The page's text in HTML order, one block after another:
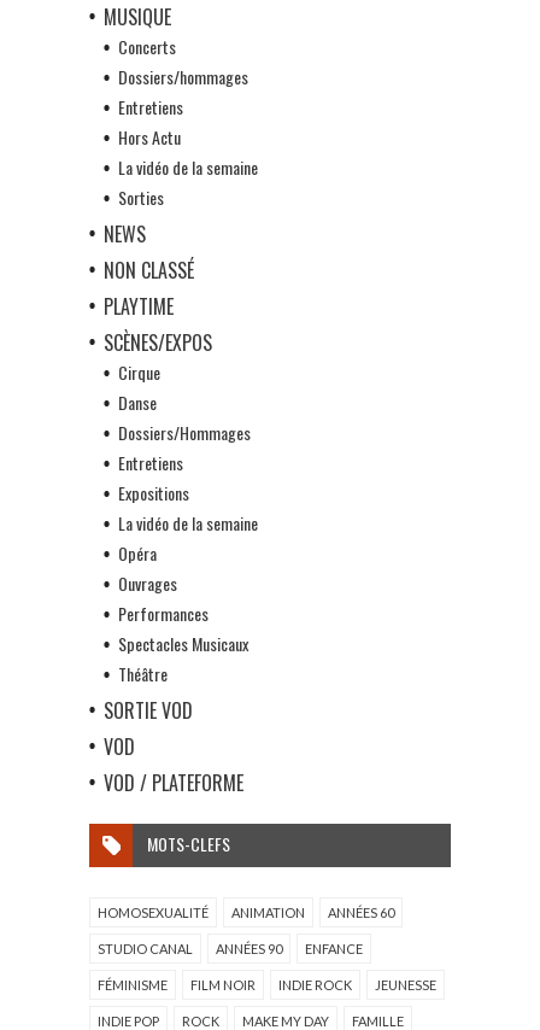
MUSIQUE
Concerts
Dossiers/hommages
Entretiens
Hors Actu
La vidéo de la semaine
Sorties
NEWS
NON CLASSÉ
PLAYTIME
SCÈNES/EXPOS
Cirque
Danse
Dossiers/Hommages
Entretiens
Expositions
La vidéo de la semaine
Opéra
Ouvrages
Performances
Spectacles Musicaux
Théâtre
SORTIE VOD
VOD
VOD / PLATEFORME
MOTS-CLEFS
HOMOSEXUALITÉ ANIMATION ANNÉES 60
STUDIO CANAL ANNÉES 90 ENFANCE
FÉMINISME FILM NOIR INDIE ROCK JEUNESSE
INDIE POP ROCK MAKE MY DAY FAMILLE